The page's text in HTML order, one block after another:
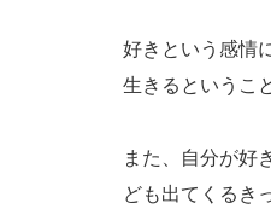
好きという感情
生きるというこ
また、自分が好
ども出てくるき